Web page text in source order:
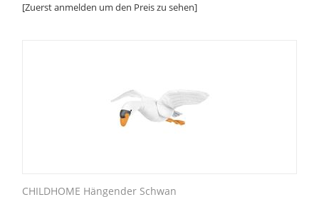
[Zuerst anmelden um den Preis zu sehen]
CHILDHOME Hängender Schwan